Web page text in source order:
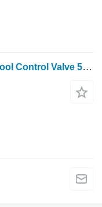
Fiat F Series, F110, F115, F120, Spool Control Valve 5161780